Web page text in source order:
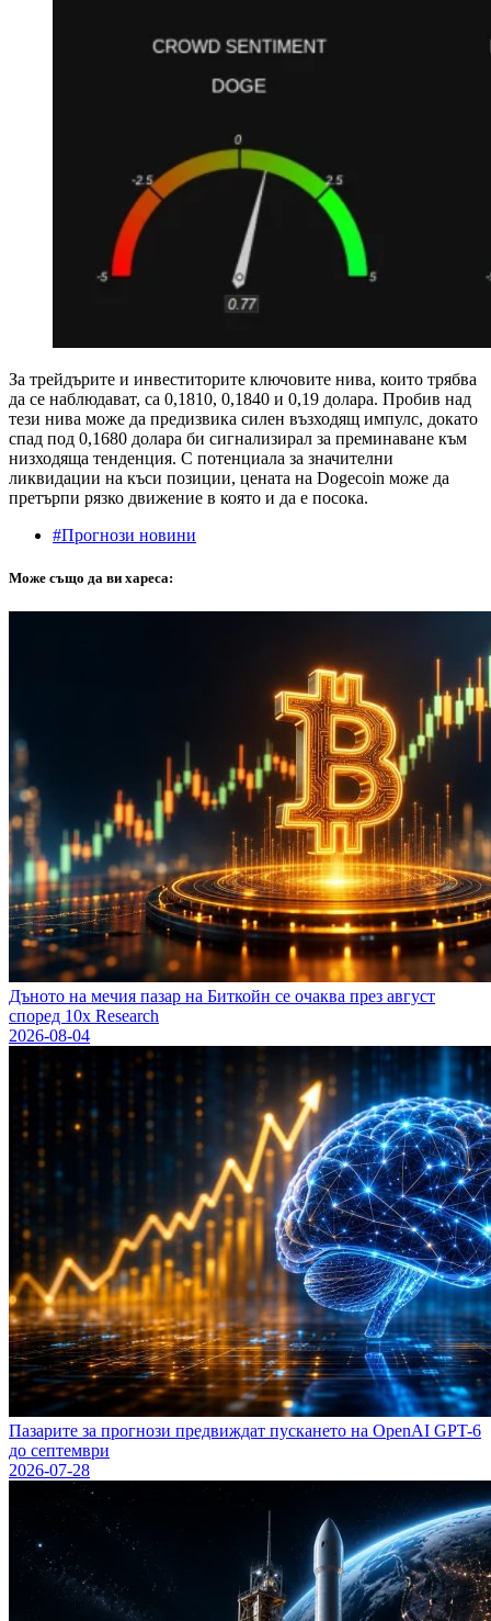
За трейдърите и инвеститорите ключовите нива, които трябва
да се наблюдават, са 0,1810, 0,1840 и 0,19 долара. Пробив над
тези нива може да предизвика силен възходящ импулс, докато
спад под 0,1680 долара би сигнализирал за преминаване към
низходяща тенденция. С потенциала за значителни
ликвидации на къси позиции, цената на Dogecoin може да
претърпи рязко движение в която и да е посока.
#Прогнози новини
Може също да ви хареса:
Дъното на мечия пазар на Биткойн се очаква през август
според 10x Research
2026-08-04
Пазарите за прогнози предвиждат пускането на OpenAI GPT-6
до септември
2026-07-28